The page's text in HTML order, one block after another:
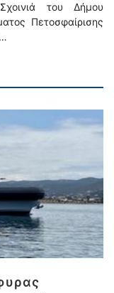
του Δήμου
Πετοσφαίρισης